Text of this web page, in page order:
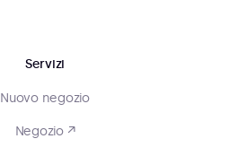
Servizi
Nuovo negozio
Negozio ↗